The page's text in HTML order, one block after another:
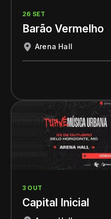
26 SET
Barão Vermelho
Arena Hall
3 OUT
Capital Inicial